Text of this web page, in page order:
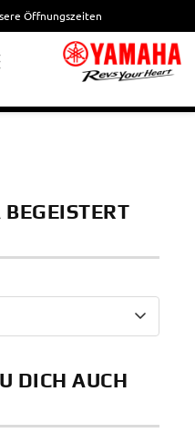
Öffnungszeiten
DICH AUCH